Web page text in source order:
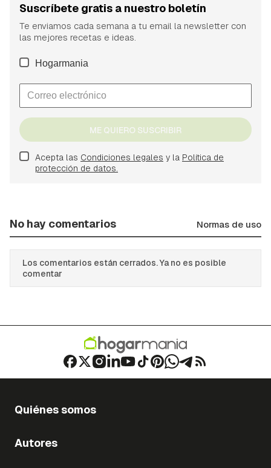
Suscríbete gratis a nuestro boletín
Te enviamos cada semana a tu email la newsletter con
las mejores recetas e ideas.
Hogarmania
ME QUIERO SUSCRIBIR
Acepta las Condiciones legales y la Política de
protección de datos.
No hay comentarios Normas de uso
Los comentarios están cerrados. Ya no es posible
comentar
Quiénes somos
Autores